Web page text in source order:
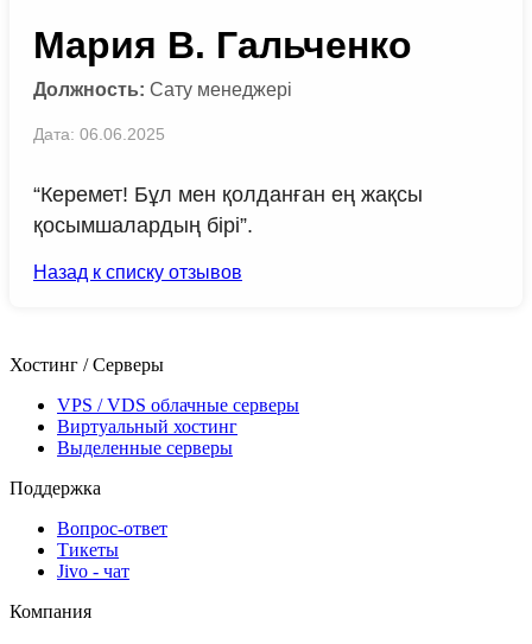
Мария В. Гальченко
Должность: Сату менеджері
Дата: 06.06.2025
“Керемет! Бұл мен қолданған ең жақсы
қосымшалардың бірі”.
Назад к списку отзывов
Хостинг / Серверы
VPS / VDS облачные серверы
Виртуальный хостинг
Выделенные серверы
Поддержка
Вопрос-ответ
Тикеты
Jivo - чат
Компания